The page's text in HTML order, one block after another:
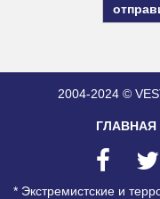
2004-2024 ©
ГЛАВНАЯ
* Экстремистские и